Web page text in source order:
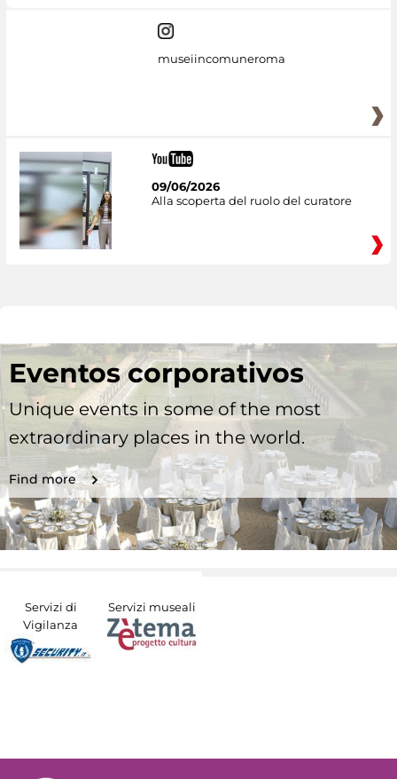
museiincomuneroma
09/06/2026
Alla scoperta del ruolo del curatore
Eventos corporativos
Unique events in some of the most
extraordinary places in the world.
Find more
Servizi di
Vigilanza
Servizi museali